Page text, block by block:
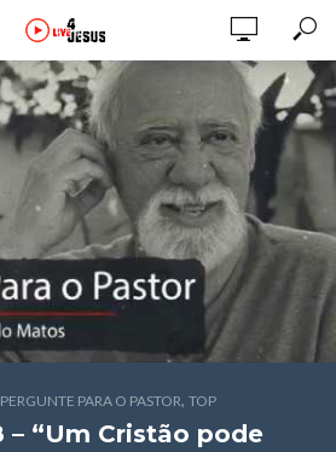
PERGUNTE PARA O PASTOR, TOP
– “Um Cristão pode